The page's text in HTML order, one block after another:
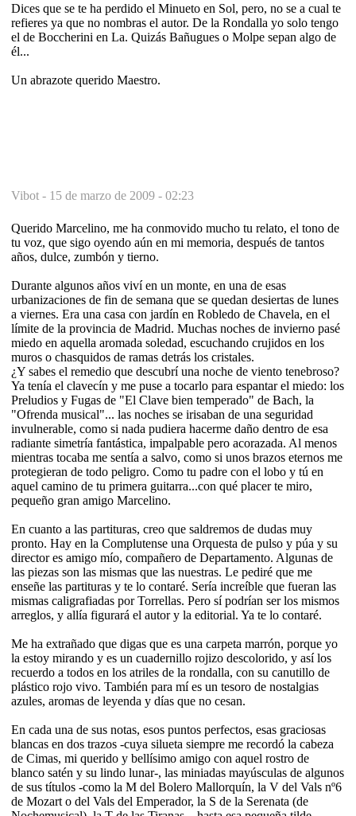
Dices que se te ha perdido el Minueto en Sol, pero, no se a cual te
refieres ya que no nombras el autor. De la Rondalla yo solo tengo
el de Boccherini en La. Quizás Bañugues o Molpe sepan algo de
él...
Un abrazote querido Maestro.
Vibot - 15 de marzo de 2009 - 02:23
Querido Marcelino, me ha conmovido mucho tu relato, el tono de
tu voz, que sigo oyendo aún en mi memoria, después de tantos
años, dulce, zumbón y tierno.
Durante algunos años viví en un monte, en una de esas
urbanizaciones de fin de semana que se quedan desiertas de lunes
a viernes. Era una casa con jardín en Robledo de Chavela, en el
límite de la provincia de Madrid. Muchas noches de invierno pasé
miedo en aquella aromada soledad, escuchando crujidos en los
muros o chasquidos de ramas detrás los cristales.
¿Y sabes el remedio que descubrí una noche de viento tenebroso?
Ya tenía el clavecín y me puse a tocarlo para espantar el miedo: los
Preludios y Fugas de "El Clave bien temperado" de Bach, la
"Ofrenda musical"... las noches se irisaban de una seguridad
invulnerable, como si nada pudiera hacerme daño dentro de esa
radiante simetría fantástica, impalpable pero acorazada. Al menos
mientras tocaba me sentía a salvo, como si unos brazos eternos me
protegieran de todo peligro. Como tu padre con el lobo y tú en
aquel camino de tu primera guitarra...con qué placer te miro,
pequeño gran amigo Marcelino.
En cuanto a las partituras, creo que saldremos de dudas muy
pronto. Hay en la Complutense una Orquesta de pulso y púa y su
director es amigo mío, compañero de Departamento. Algunas de
las piezas son las mismas que las nuestras. Le pediré que me
enseñe las partituras y te lo contaré. Sería increíble que fueran las
mismas caligrafiadas por Torrellas. Pero sí podrían ser los mismos
arreglos, y allía figurará el autor y la editorial. Ya te lo contaré.
Me ha extrañado que digas que es una carpeta marrón, porque yo
la estoy mirando y es un cuadernillo rojizo descolorido, y así los
recuerdo a todos en los atriles de la rondalla, con su canutillo de
plástico rojo vivo. También para mí es un tesoro de nostalgias
azules, aromas de leyenda y días que no cesan.
En cada una de sus notas, esos puntos perfectos, esas graciosas
blancas en dos trazos -cuya silueta siempre me recordó la cabeza
de Cimas, mi querido y bellísimo amigo con aquel rostro de
blanco satén y su lindo lunar-, las miniadas mayúsculas de algunos
de sus títulos -como la M del Bolero Mallorquín, la V del Vals nº6
de Mozart o del Vals del Emperador, la S de la Serenata (de